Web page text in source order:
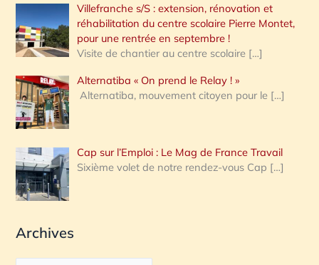
Villefranche s/S : extension, rénovation et
réhabilitation du centre scolaire Pierre Montet,
pour une rentrée en septembre !
Visite de chantier au centre scolaire […]
Alternatiba « On prend le Relay ! »
Alternatiba, mouvement citoyen pour le […]
Cap sur l’Emploi : Le Mag de France Travail
Sixième volet de notre rendez-vous Cap […]
Archives